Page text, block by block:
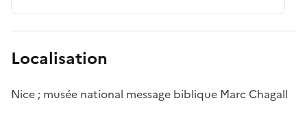
Localisation
Nice ; musée national message biblique Marc Chagall